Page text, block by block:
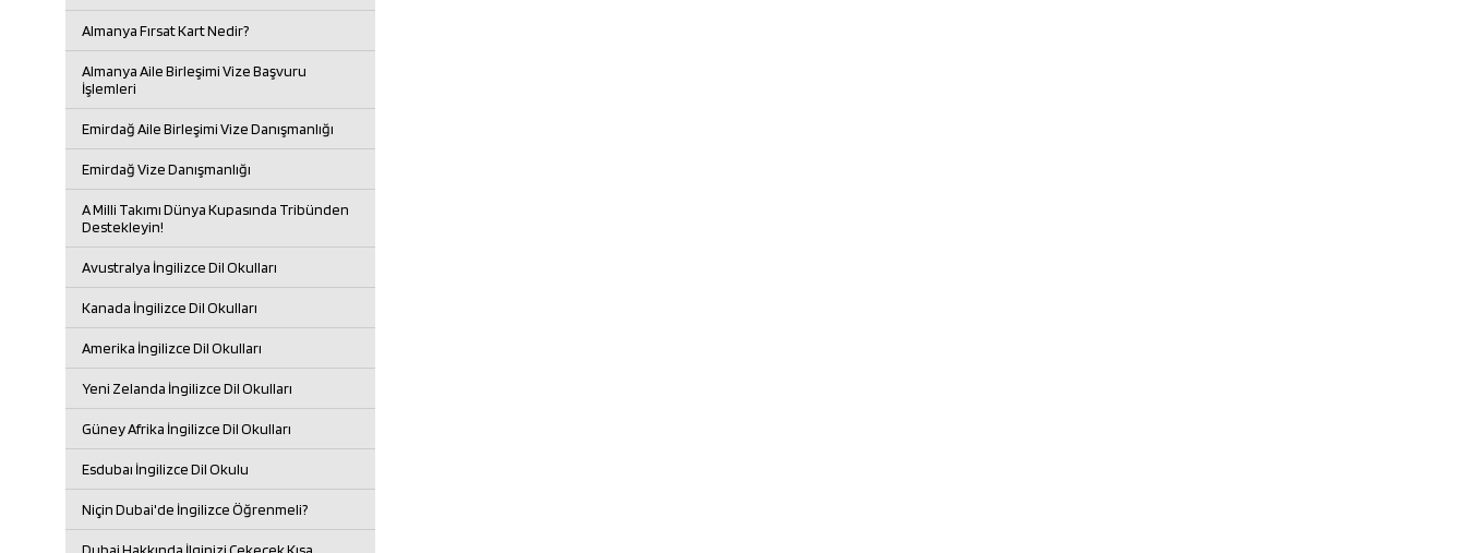
Almanya Fırsat Kart Nedir?
Almanya Aile Birleşimi Vize Başvuru
İşlemleri
Emirdağ Aile Birleşimi Vize Danışmanlığı
Emirdağ Vize Danışmanlığı
A Milli Takımı Dünya Kupasında Tribünden
Destekleyin!
Avustralya İngilizce Dil Okulları
Kanada İngilizce Dil Okulları
Amerika İngilizce Dil Okulları
Yeni Zelanda İngilizce Dil Okulları
Güney Afrika İngilizce Dil Okulları
Esdubaı İngilizce Dil Okulu
Niçin Dubai'de İngilizce Öğrenmeli?